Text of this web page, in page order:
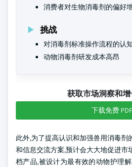
消费者对生物消毒剂的偏好
挑战
对消毒剂标准操作流程的认
动物消毒剂研发成本高昂
获取市场洞察和
下载免费 PDF
此外,为了提高认识和加强兽用消毒剂
和信息交流方案,预计会大大地促进市
档产品,被设计为最有效的动物护理